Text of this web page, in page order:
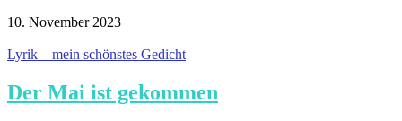
10. November 2023
Lyrik – mein schönstes Gedicht
Der Mai ist gekommen